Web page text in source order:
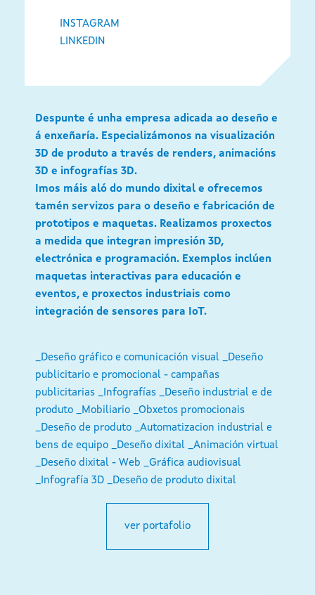
INSTAGRAM
LINKEDIN
Despunte é unha empresa adicada ao deseño e
á enxeñaría. Especializámonos na visualización
3D de produto a través de renders, animacións
3D e infografías 3D.
Imos máis aló do mundo dixital e ofrecemos
tamén servizos para o deseño e fabricación de
prototipos e maquetas. Realizamos proxectos
a medida que integran impresión 3D,
electrónica e programación. Exemplos inclúen
maquetas interactivas para educación e
eventos, e proxectos industriais como
integración de sensores para IoT.
_Deseño gráfico e comunicación visual _Deseño
publicitario e promocional - campañas
publicitarias _Infografías _Deseño industrial e de
produto _Mobiliario _Obxetos promocionais
_Deseño de produto _Automatizacion industrial e
bens de equipo _Deseño dixital _Animación virtual
_Deseño dixital - Web _Gráfica audiovisual
_Infografía 3D _Deseño de produto dixital
ver portafolio